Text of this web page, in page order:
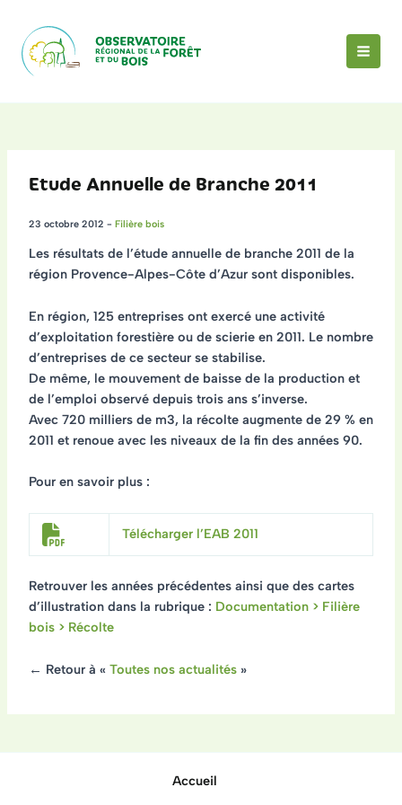
contenu
Etude Annuelle de Branche 2011
23 octobre 2012 - Filière bois
Les résultats de l’étude annuelle de branche 2011 de la
région Provence-Alpes-Côte d’Azursont disponibles.
En région, 125 entreprises ont exercé une activité
d’exploitation forestière ou de scierie en 2011. Le nombre
d’entreprises de ce secteur se stabilise.
De même, le mouvement de baisse de la production et
de l’emploi observé depuis trois ans s’inverse.
Avec 720 milliers de m3, la récolte augmente de 29 % en
2011 et renoue avec les niveaux de la fin des années 90.
Pour en savoir plus :
Télécharger l’EAB 2011
Retrouver les années précédentes ainsi que des cartes
d’illustration dans la rubrique : Documentation > Filière
bois > Récolte
← Retour à « Toutes nos actualités»
Accueil